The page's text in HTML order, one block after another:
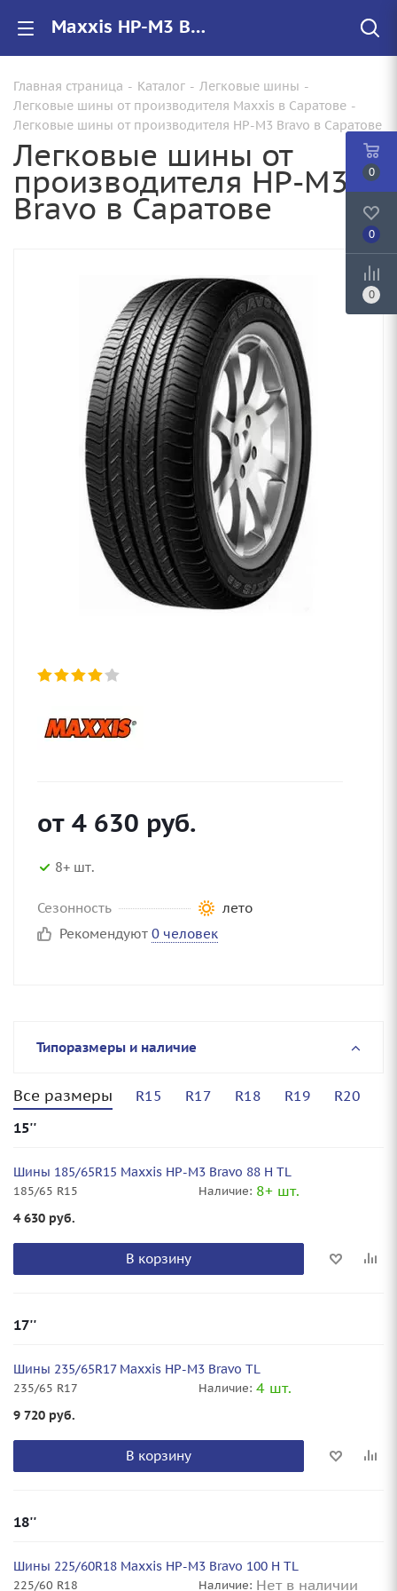
Maxxis HP-M3 Bravo купить в Саратове, цены на резину HP-M3 Bravo для авто
Главная страница - Каталог - Легковые шины -
Легковые шины от производителя Maxxis в Саратове -
Легковые шины от производителя HP-M3 Bravo в Саратове
Легковые шины от
производителя HP-M3
Bravo в Саратове
от 4 630 руб.
8+ шт.
Сезонность
лето
Рекомендуют 0 человек
Типоразмеры и наличие
Все размеры R15 R17 R18 R19
R20
15''
Шины 185/65R15 Maxxis HP-M3 Bravo 88 H TL
185/65 R15 Наличие: 8+ шт.
4 630 руб.
В корзину
17''
Шины 235/65R17 Maxxis HP-M3 Bravo TL
235/65 R17 Наличие: 4 шт.
9 720 руб.
В корзину
18''
Шины 225/60R18 Maxxis HP-M3 Bravo 100 H TL
225/60 R18 Наличие: Нет в наличии
0
0
0